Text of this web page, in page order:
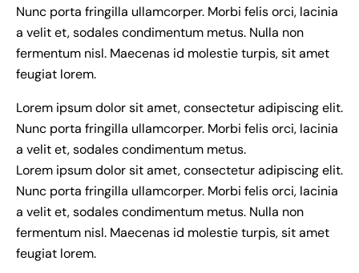
Nunc porta fringilla ullamcorper. Morbi felis orci, lacinia
a velit et, sodales condimentum metus. Nulla non
fermentum nisl. Maecenas id molestie turpis, sit amet
feugiat lorem.
Lorem ipsum dolor sit amet, consectetur adipiscing elit.
Nunc porta fringilla ullamcorper. Morbi felis orci, lacinia
a velit et, sodales condimentum metus.
Lorem ipsum dolor sit amet, consectetur adipiscing elit.
Nunc porta fringilla ullamcorper. Morbi felis orci, lacinia
a velit et, sodales condimentum metus. Nulla non
fermentum nisl. Maecenas id molestie turpis, sit amet
feugiat lorem.